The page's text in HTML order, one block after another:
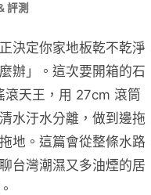
評測
決定你家地板乾不乾淨
辦」。這次要開箱的石
天王，用 27cm 滾筒
水汙水分離，做到邊拖
地。這篇會從整條水路
台灣潮濕又多油煙的居